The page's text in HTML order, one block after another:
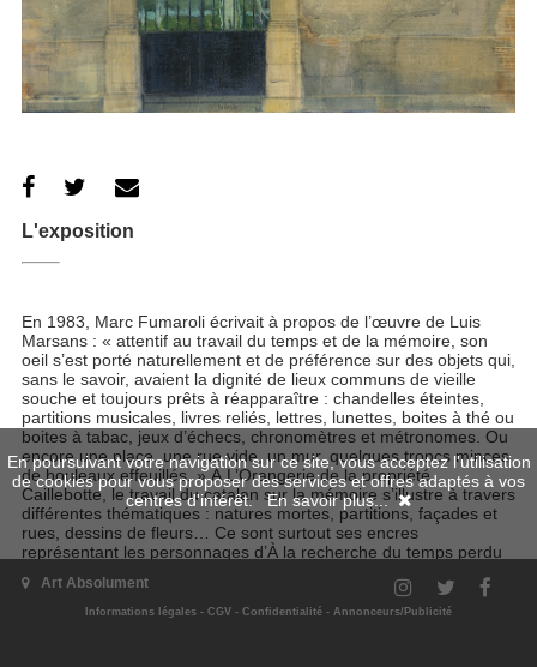
L'exposition
En 1983, Marc Fumaroli écrivait à propos de l’œuvre de Luis
Marsans : « attentif au travail du temps et de la mémoire, son
oeil s’est porté naturellement et de préférence sur des objets qui,
sans le savoir, avaient la dignité de lieux communs de vieille
souche et toujours prêts à réapparaître : chandelles éteintes,
partitions musicales, livres reliés, lettres, lunettes, boites à thé ou
boites à tabac, jeux d’échecs, chronomètres et métronomes. Ou
encore une place, une rue vide, un mur, quelques troncs minces
de bouleaux effeuillés. » À L’Orangerie de la propriété
Caillebotte, le travail du catalan sur la mémoire s’illustre à travers
différentes thématiques : natures mortes, partitions, façades et
rues, dessins de fleurs… Ce sont surtout ses encres
représentant les personnages d’À la recherche du temps perdu
présentation à Paris en 1982, qui retiennent l’attention. Dans son
appropriation de l’œuvre proustienne qu’il admire, Luis Marsans
Art Absolument
Informations légales - CGV - Confidentialité - Annonceurs/Publicité
En poursuivant votre navigation sur ce site, vous acceptez l'utilisation
de cookies pour vous proposer des services et offres adaptés à vos
centres d'intérêt.En savoir plus...